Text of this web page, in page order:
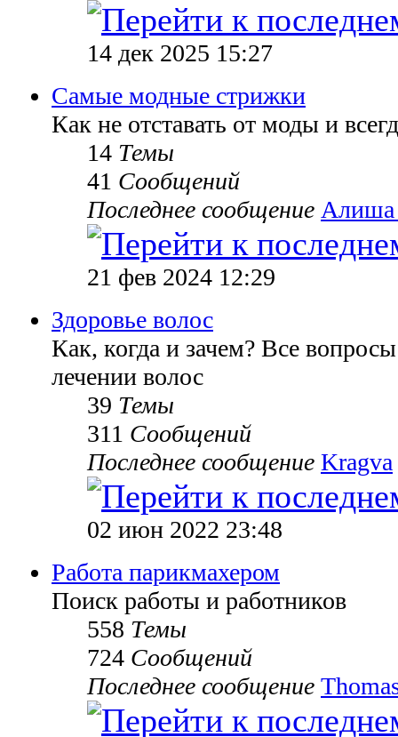
14 дек 2025 15:27
Самые модные стрижки
Как не отставать от моды и
14 Темы
41 Сообщений
Последнее сообщение
21 фев 2024 12:29
Здоровье волос
Как, когда и зачем? Все
лечении волос
39 Темы
311 Сообщений
Последнее сообщение Kragva
02 июн 2022 23:48
Работа парикмахером
Поиск работы и работников
558 Темы
724 Сообщений
Последнее сообщение